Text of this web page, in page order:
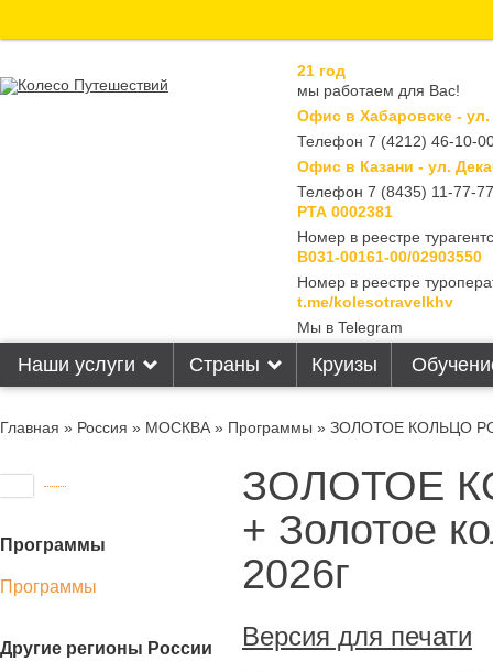
21 год
мы работаем для Вас!
Офис в Хабаровске - ул.
Телефон 7 (4212) 46-10-
Офис в Казани - ул.
Телефон 7 (8435) 11-77-77
РТА 0002381
Номер в реестре
В031-00161-00/02903550
Номер в реестре
t.me/kolesotravelkhv
Мы в Telegram
Наши услуги Страны Круизы
Главная » Россия » МОСКВА » Программы » ЗОЛОТОЕ КОЛЬЦО
Программы
Программы
Другие регионы России
ЗОЛОТОЕ
+ Золотое
2026г
Версия для печати